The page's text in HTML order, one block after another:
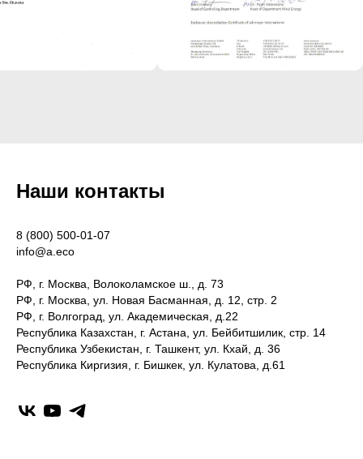
Наши контакты
8 (800) 500-01-07
info@a.eco
РФ, г. Москва, Волоколамское ш., д. 73
РФ, г. Москва, ул. Новая Басманная, д. 12, стр. 2
РФ, г. Волгоград, ул. Академическая, д.22
Республика Казахстан, г. Астана, ул. Бейбитшилик, стр. 14
Республика Узбекистан, г. Ташкент, ул. Кхай, д. 36
Республика Киргизия, г. Бишкек, ул. Кулатова, д.61